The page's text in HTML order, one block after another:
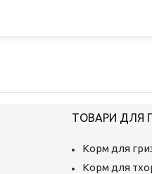
ТОВАРИ ДЛЯ
Корм для
Корм для